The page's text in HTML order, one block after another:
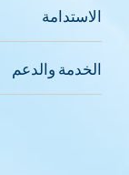
الاستدامة
الخدمة والدعم